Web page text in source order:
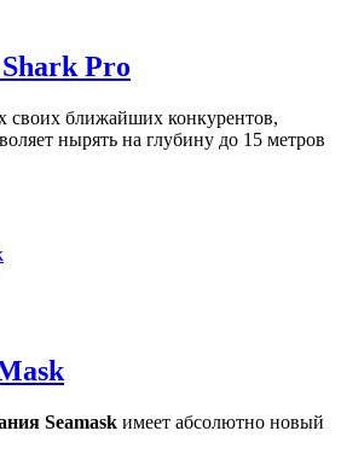
Pro
своих ближайших конкурентов,
нырять на глубину до 15 метров
Seamask имеет абсолютно новый